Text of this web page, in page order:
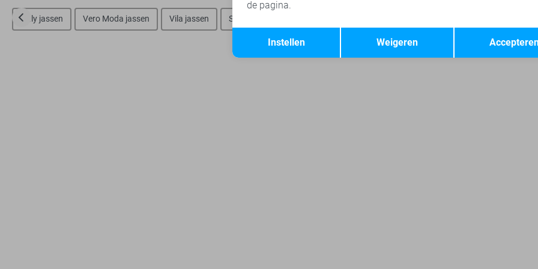
Only jassen Vero Moda jassen Vila jassen SisterS point jassen
Terug Opslaan
de pagina.
Weigeren
Instellen